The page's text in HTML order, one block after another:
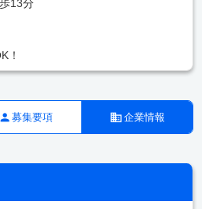
13分
！
募集要項 企業情報